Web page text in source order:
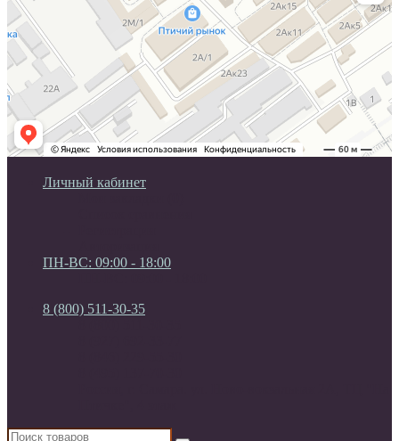
Личный кабинет
ПН-ВС: 09:00 - 18:00
8 (800) 511-30-35